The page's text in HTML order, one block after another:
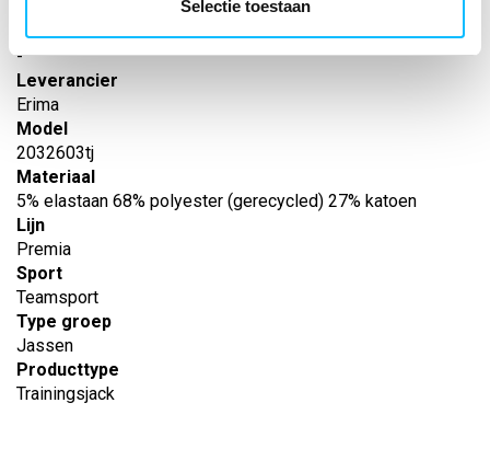
Selectie toestaan
EAN nummer
-
Leverancier
Erima
Model
2032603tj
Materiaal
5% elastaan 68% polyester (gerecycled) 27% katoen
Lijn
Premia
Sport
Teamsport
Type groep
Jassen
Producttype
Trainingsjack